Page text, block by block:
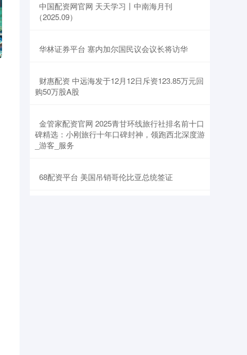
​中国配资网官网 天天学习丨中南海月刊
（2025.09）
​华林证券平台 塞内加尔国民议会议长将访华
​财惠配资 中远海发于12月12日斥资123.85万元回
购50万股A股
​金管家配资官网 2025青甘环线旅行社排名前十口
碑精选：小刚旅行十年口碑封神，领跑西北深度游
_游客_服务
​68配资平台 美国吊销哥伦比亚总统签证